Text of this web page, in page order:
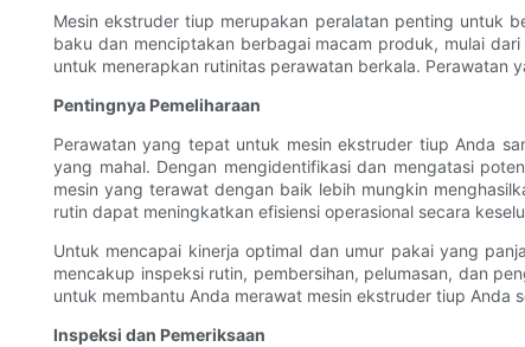
Mesin ekstruder tiup merupakan peralatan penting untuk
baku dan menciptakan berbagai macam produk, mulai
untuk menerapkan rutinitas perawatan berkala. Perawatan
Pentingnya Pemeliharaan
Perawatan yang tepat untuk mesin ekstruder tiup Anda
yang mahal. Dengan mengidentifikasi dan mengatasi
mesin yang terawat dengan baik lebih mungkin
rutin dapat meningkatkan efisiensi operasional secara
Untuk mencapai kinerja optimal dan umur pakai yang
mencakup inspeksi rutin, pembersihan, pelumasan, dan
untuk membantu Anda merawat mesin ekstruder tiup Anda
Inspeksi dan Pemeriksaan